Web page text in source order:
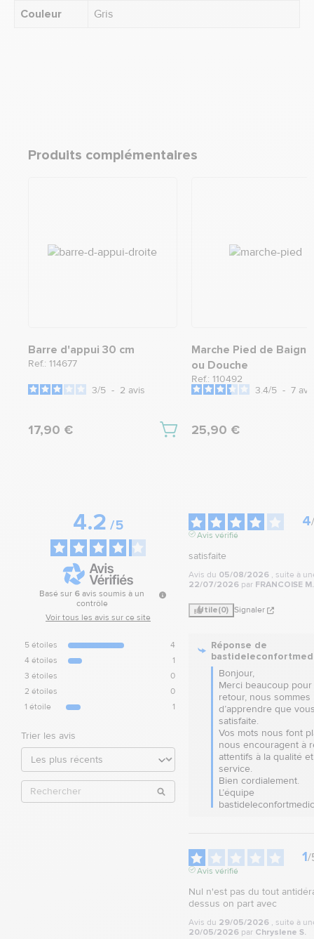
Couleur Gris
Produits complémentaires
Barre d'appui 30 cm
Ref.: 114677
3/5 - 2 avis
17,90 €
Marche Pied de
ou Douche
Ref.: 110492
3.4/5 - 7
25,90 €
4.2/5
Basé sur 6 avis soumis à un
contrôle
Voir tous les avis sur ce site
5 étoiles
4
4 étoiles
1
3 étoiles
0
2 étoiles
0
1 étoile 1
Trier les avis
4/
Avis vérifié
satisfaite
Avis du 05/08/2026 , suite à
22/07/2026 par FRANCOISE M.
Utile(0) Signaler
Réponse de
Bonjour,
Merci beaucoup
retour, nous sommes
d’apprendre que
satisfaite.
Vos mots nous font
nous encouragent à
attentifs à la qualité
service.
Bien cordialement.
L’équipe
1/
Avis vérifié
Nul n'est pas du tout
dessus on part avec
Avis du 29/05/2026 , suite à
20/05/2026 par Chryslene S.